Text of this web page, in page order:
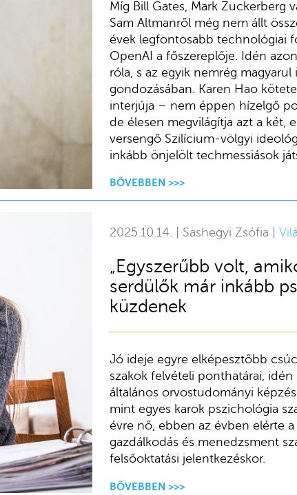
Míg Bill Gates, Mark Zuckerberg
Sam Altmanről még nem állt
évek legfontosabb technológiai
OpenAI a főszereplője. Idén
róla, s az egyik nemrég
gondozásában. Karen Hao
interjúja – nem éppen hízelgő
de élesen megvilágítja azt a két,
versengő Szilícium-völgyi
inkább önjelölt techmessiások
BŐVEBBEN >>>
2025.10.14. | Sashegyi Zsófia |
„Egyszerűbb volt,
serdülők már inkább
küzdenek
Jó ideje egyre elképesztőbb
szakok felvételi ponthatárai,
általános orvostudományi
mint egyes karok pszichológia
évre nő, ebben az évben elérte
gazdálkodás és menedzsment
felsőoktatási jelentkezéskor.
BŐVEBBEN >>>